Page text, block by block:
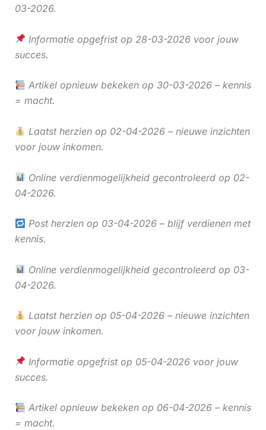
03-2026.
Informatie opgefrist op 28-03-2026 voor jouw
succes.
Artikel opnieuw bekeken op 30-03-2026 – kennis
= macht.
Laatst herzien op 02-04-2026 – nieuwe inzichten
voor jouw inkomen.
Online verdienmogelijkheid gecontroleerd op 02-
04-2026.
Post herzien op 03-04-2026 – blijf verdienen met
kennis.
Online verdienmogelijkheid gecontroleerd op 03-
04-2026.
Laatst herzien op 05-04-2026 – nieuwe inzichten
voor jouw inkomen.
Informatie opgefrist op 05-04-2026 voor jouw
succes.
Artikel opnieuw bekeken op 06-04-2026 – kennis
= macht.